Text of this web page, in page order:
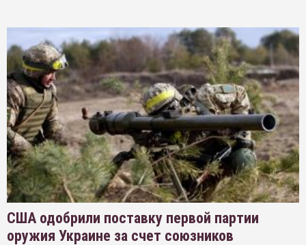
США одобрили поставку первой партии
оружия Украине за счет союзников